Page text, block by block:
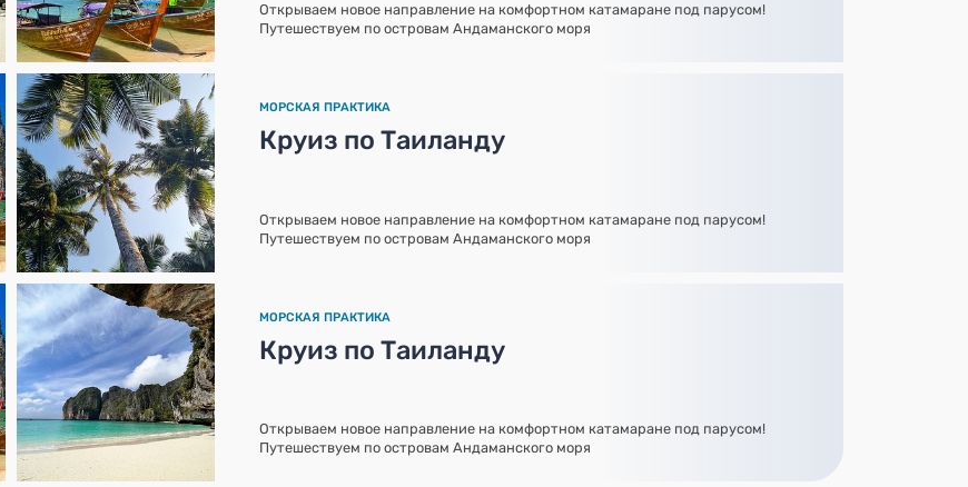
Открываем новое направление на комфортном катамаране под парусом!
Путешествуем по островам Андаманского моря
МОРСКАЯ ПРАКТИКА
Круиз по Таиланду
Открываем новое направление на комфортном катамаране под парусом!
Путешествуем по островам Андаманского моря
МОРСКАЯ ПРАКТИКА
Круиз по Таиланду
Открываем новое направление на комфортном катамаране под парусом!
Путешествуем по островам Андаманского моря